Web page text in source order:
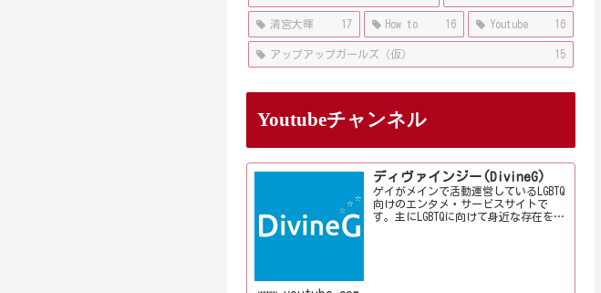
清宮大暉 17 How to 16 Youtube 16
アップアップガールズ（仮） 15
Youtubeチャンネル
ディヴァインジー(DivineG)
ゲイがメインで活動運営しているLGBTQ
向けのエンタメ・サービスサイトで
す。主にLGBTQに向けて身近な存在を意